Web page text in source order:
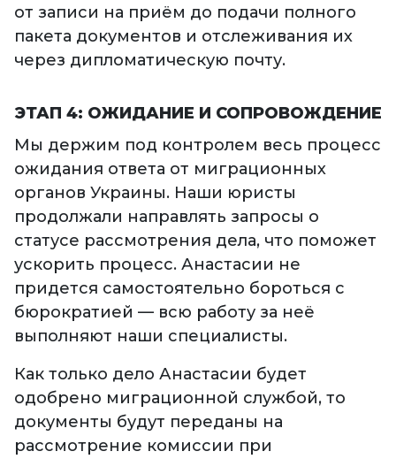
от записи на приём до подачи полного
пакета документов и отслеживания их
через дипломатическую почту.
ЭТАП 4: ОЖИДАНИЕ И СОПРОВОЖДЕНИЕ
Мы держим под контролем весь процесс
ожидания ответа от миграционных
органов Украины. Наши юристы
продолжали направлять запросы о
статусе рассмотрения дела, что поможет
ускорить процесс. Анастасии не
придется самостоятельно бороться с
бюрократией — всю работу за неё
выполняют наши специалисты.
Как только дело Анастасии будет
одобрено миграционной службой, то
документы будут переданы на
рассмотрение комиссии при